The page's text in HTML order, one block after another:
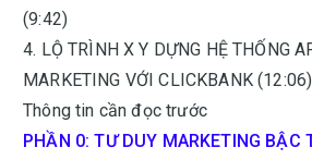
(9:42)
4. LỘ TRÌNH X Y DỰNG HỆ THỐNG
MARKETING VỚI CLICKBANK (12:06)
Thông tin cần đọc trước
PHẦN 0: TƯ DUY MARKETING BẬC